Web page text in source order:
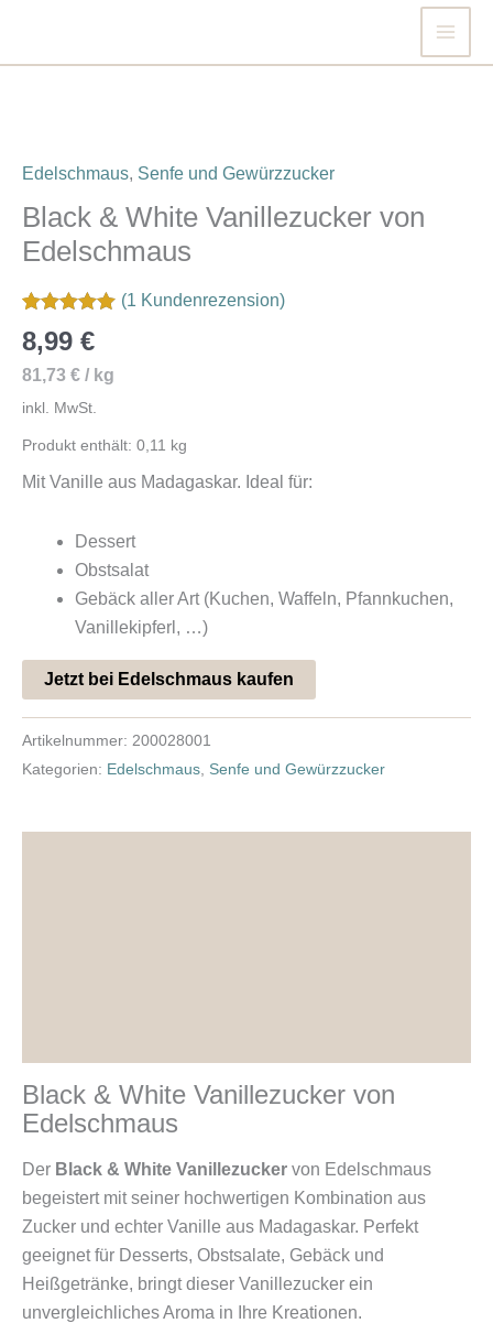
springen
Edelschmaus, Senfe und Gewürzzucker
Black & White Vanillezucker von
Edelschmaus
5.00von 5,
auf
(1 Kundenrezension)
8,99 €
81,73 € / kg
inkl. MwSt.
Produkt enthält: 0,11 kg
Mit Vanille aus Madagaskar. Ideal für:
Dessert
Obstsalat
Gebäck aller Art (Kuchen, Waffeln, Pfannkuchen,
Vanillekipferl, …)
Jetzt bei Edelschmaus kaufen
Artikelnummer: 200028001
Kategorien: Edelschmaus Senfe und Gewürzzucker
Black & White Vanillezucker von
Edelschmaus
Der Black & White Vanillezucker von Edelschmaus
begeistert mit seiner hochwertigen Kombination aus
Zucker und echter Vanille aus Madagaskar. Perfekt
geeignet für Desserts, Obstsalate, Gebäck und
Heißgetränke, bringt dieser Vanillezucker ein
unvergleichliches Aroma in Ihre Kreationen.